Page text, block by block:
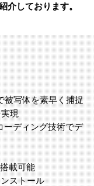
介しております。
被写体を素早く捕捉
現
ーディング技術でデ
載可能
ストール